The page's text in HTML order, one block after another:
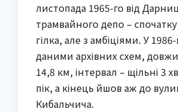
листопада 1965-го від
трамвайного депо –
гілка, але з амбіціями. У
даними архівних схем,
14,8 км, інтервал – щільні 3
пік, а кінець йшов аж до
Кибальчича.